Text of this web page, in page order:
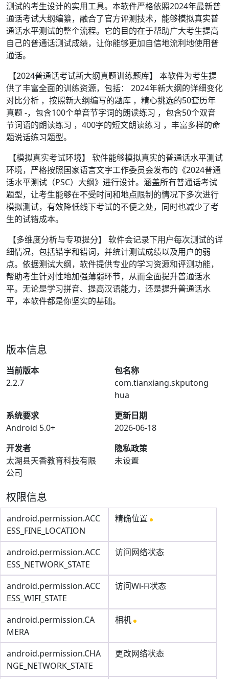
测试的考生设计的实用工具。本软件严格依照2024年最新普
通话考试大纲编纂，融合了官方评测技术，能够模拟真实普
通话水平测试的整个流程。它的目的在于帮助广大考生提高
自己的普通话测试成绩，让你能够更加自信地流利地使用普
通话。
【2024普通话考试新大纲真题训练题库】 本软件为考生提
供了丰富全面的训练资源，包括： 2024年新大纲的详细变化
对比分析 ，按照新大纲编写的题库 ，精心挑选的50套历年
真题 -，包含100个单音节字词的朗读练习 ，包含50个双音
节词语的朗读练习 ，400字的短文朗读练习 ，丰富多样的命
题说话练习题型。
【模拟真实考试环境】 软件能够模拟真实的普通话水平测试
环境，严格按照国家语言文字工作委员会发布的《2024普通
话水平测试（PSC）大纲》进行设计。涵盖所有普通话考试
题型，让考生能够在不受时间和地点限制的情况下多次进行
模拟测试，有效降低线下考试的不便之处，同时也减少了考
生的试错成本。
【多维度分析与专项提分】 软件会记录下用户每次测试的详
细情况，包括错字和错词，并统计测试成绩以及用户的弱
点。依据测试大纲，软件提供专业的学习资源和评测功能，
帮助考生针对性地加强薄弱环节，从而全面提升普通话水
平。无论是学习拼音、提高汉语能力，还是提升普通话水
平，本软件都是你坚实的基础。
版本信息
当前版本
2.2.7
包名称
com.tianxiang.skputong
hua
系统要求
Android 5.0+
更新日期
2026-06-18
开发者
太湖县天香教育科技有限
公司
隐私政策
未设置
权限信息
android.permission.ACC
ESS_FINE_LOCATION
精确位置
android.permission.ACC
ESS_NETWORK_STATE
访问网络状态
android.permission.ACC
ESS_WIFI_STATE
访问Wi-Fi状态
android.permission.CA
MERA
相机
android.permission.CHA
NGE_NETWORK_STATE
更改网络状态